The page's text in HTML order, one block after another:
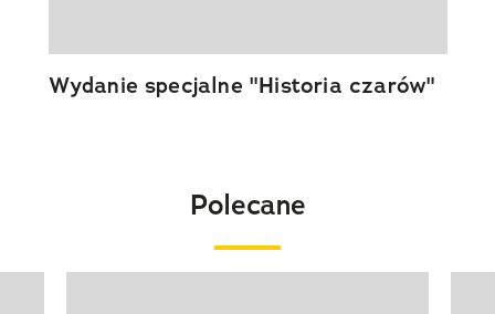
Wydanie specjalne "Historia czarów"
Polecane